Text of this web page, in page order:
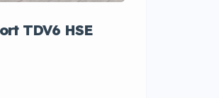
TDV6 HSE